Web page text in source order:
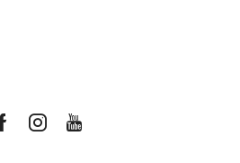
FacebookInstagramYoutube